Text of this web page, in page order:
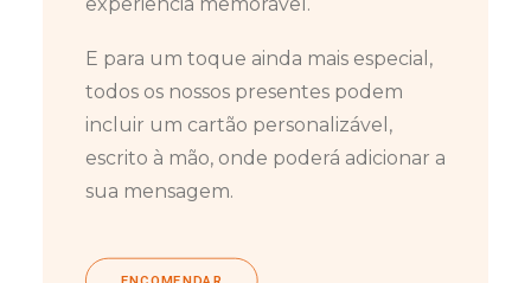
E para um toque ainda mais especial,
todos os nossos presentes podem
incluir um cartão personalizável,
escrito à mão, onde poderá adicionar a
sua mensagem.